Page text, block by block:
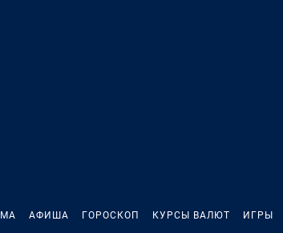
АФИША ГОРОСКОП КУРСЫ ВАЛЮТ ИГРЫ